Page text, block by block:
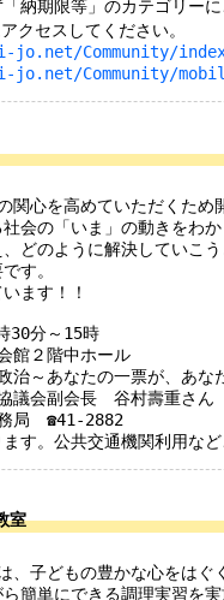
納期限等」のカテゴリーに
クセスしてください。
Community/
Community/
会の「いま」の動きをわか
どのように解決していこ
す。
ます！！
30分～15時
館２階中ホール
治～あなたの一票が、あな
議会副会長　谷村壽重さん
局　☎41-2882
す。公共交通機関利用など
室
簡単にできる調理実習を実